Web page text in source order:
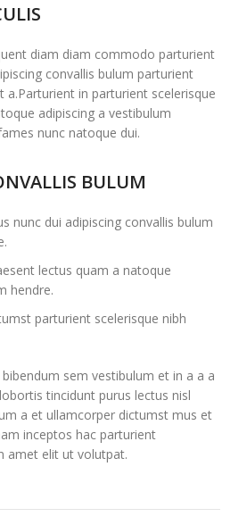
diam diam commodo parturient
convallis bulum parturient
a.Parturient in parturient scelerisque
adipiscing a vestibulum
nunc natoque dui.
BULUM
nunc dui adipiscing convallis bulum
lectus quam a natoque
hendre.
parturient scelerisque nibh
bibendum sem vestibulum et in a a a
tincidunt purus lectus nisl
a et ullamcorper dictumst mus et
inceptos hac parturient
amet elit ut volutpat.